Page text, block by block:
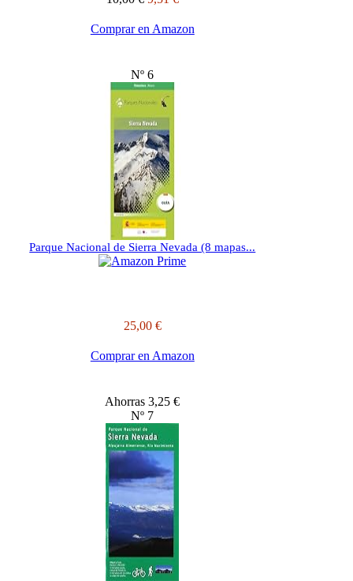
Comprar en Amazon
Nº 6
Parque Nacional de Sierra Nevada (8 mapas...
25,00 €
Comprar en Amazon
Ahorras 3,25 €
Nº 7